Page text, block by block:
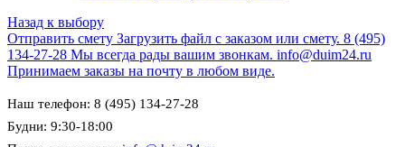
Назад к выбору
Отправить смету Загрузить файл с заказом или смету. 8 (495)
134-27-28 Мы всегда рады вашим звонкам. info@duim24.ru
Принимаем заказы на почту в любом виде.
Наш телефон: 8 (495) 134-27-28
Будни: 9:30-18:00